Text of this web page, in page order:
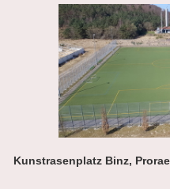
Kunstrasenplatz Binz,